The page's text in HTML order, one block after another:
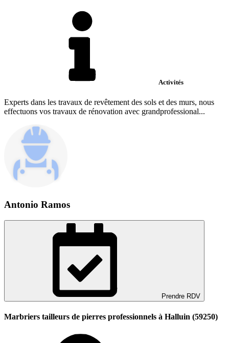
Activités
Experts dans les travaux de revêtement des sols et des murs, nous
effectuons vos travaux de rénovation avec grandprofessional...
Antonio Ramos
Prendre RDV
Marbriers tailleurs de pierres professionnels à Halluin (59250)